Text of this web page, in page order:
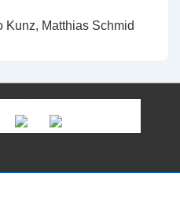
Kunz, Matthias Schmid